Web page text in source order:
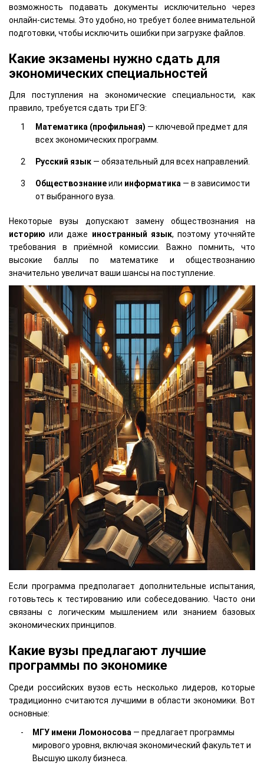
возможность подавать документы исключительно через
онлайн-системы. Это удобно, но требует более внимательной
подготовки, чтобы исключить ошибки при загрузке файлов.
Какие экзамены нужно сдать для
экономических специальностей
Для поступления на экономические специальности, как
правило, требуется сдать три ЕГЭ:
Математика (профильная) — ключевой предмет для
всех экономических программ.
Русский язык — обязательный для всех направлений.
Обществознаниеили информатика — в зависимости
от выбранного вуза.
Некоторые вузы допускают замену обществознания на
историю или даже иностранный язык, поэтому уточняйте
требования в приёмной комиссии. Важно помнить, что
высокие баллы по математике и обществознанию
значительно увеличат ваши шансы на поступление.
Если программа предполагает дополнительные испытания,
готовьтесь к тестированию или собеседованию. Часто они
связаны с логическим мышлением или знанием базовых
экономических принципов.
Какие вузы предлагают лучшие
программы по экономике
Среди российских вузов есть несколько лидеров, которые
традиционно считаются лучшими в области экономики. Вот
основные:
МГУ имени Ломоносова — предлагает программы
мирового уровня, включая экономический факультет и
Высшую школу бизнеса.